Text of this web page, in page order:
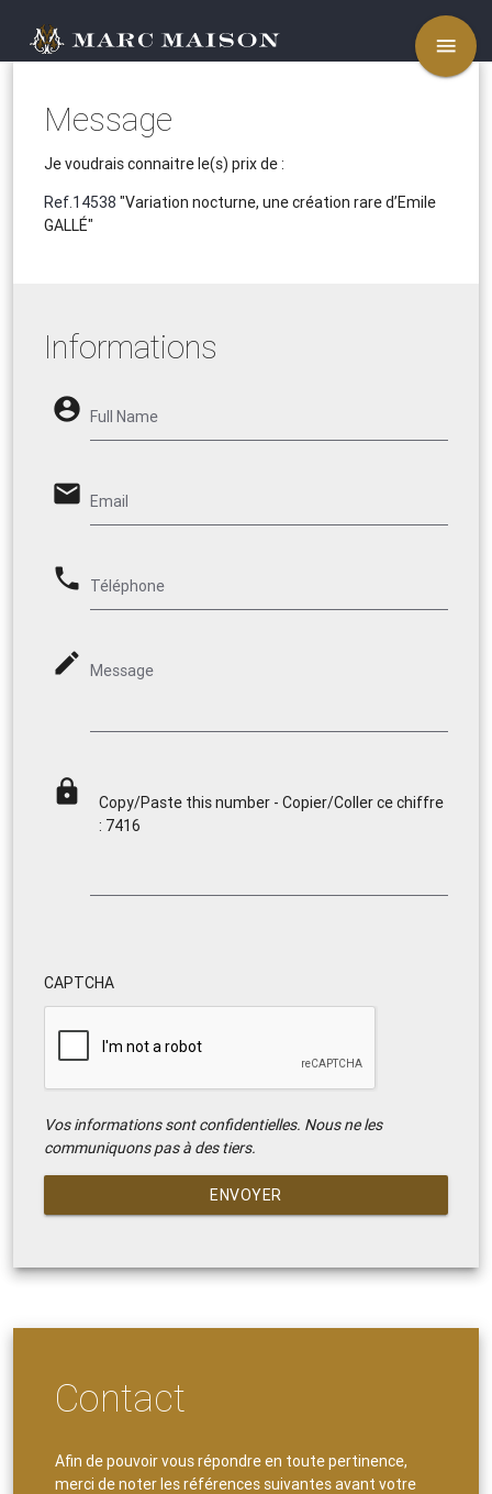
menu
Message
Je voudrais connaitre le(s) prix de :
Ref.14538 "Variation nocturne, une création rare d’Emile
GALLÉ"
Informations
account_circle Full Name
email Email
phone Téléphone
mode_edit Message
lock
Copy/Paste this number - Copier/Coller ce chiffre
: 7416
CAPTCHA
Vos informations sont confidentielles. Nous ne les
communiquons pas à des tiers.
ENVOYER
Contact
Afin de pouvoir vous répondre en toute pertinence,
merci de noter les références suivantes avant votre